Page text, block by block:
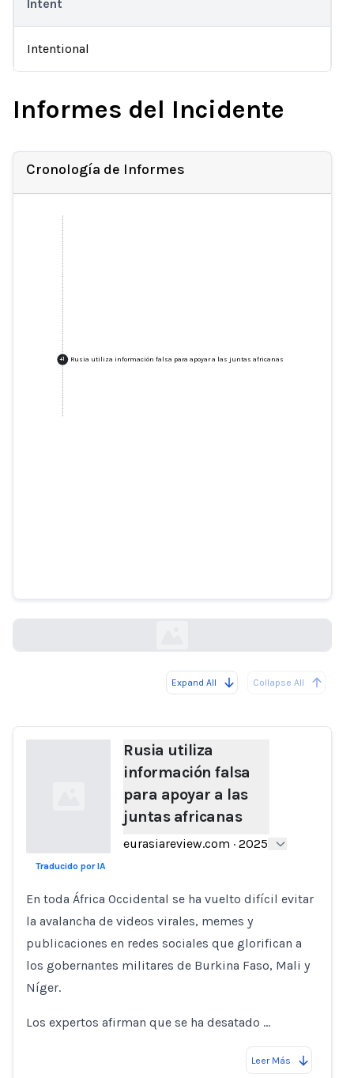
Intent
Intentional
Informes del Incidente
Cronología de Informes
+1 Rusia utiliza información falsa para apoyar a las juntas africanas
Expand All Collapse All
Loading...
Rusia utiliza
información falsa
para apoyar a las
juntas africanas
eurasiareview.com · 2025
Traducido por IA
En toda África Occidental se ha vuelto difícil evitar
la avalancha de videos virales, memes y
publicaciones en redes sociales que glorifican a
los gobernantes militares de Burkina Faso, Mali y
Níger.
Los expertos afirman que se ha desatado …
Leer Más